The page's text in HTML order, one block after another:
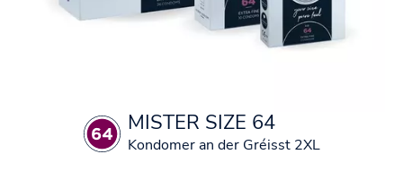
MISTER SIZE 64
Kondomer an der Gréisst 2XL